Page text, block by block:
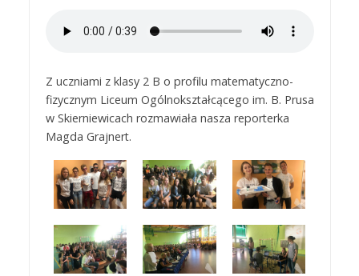
Z uczniami z klasy 2 B o profilu matematyczno-
fizycznym Liceum Ogólnokształcącego im. B. Prusa
w Skierniewicach rozmawiała nasza reporterka
Magda Grajnert.